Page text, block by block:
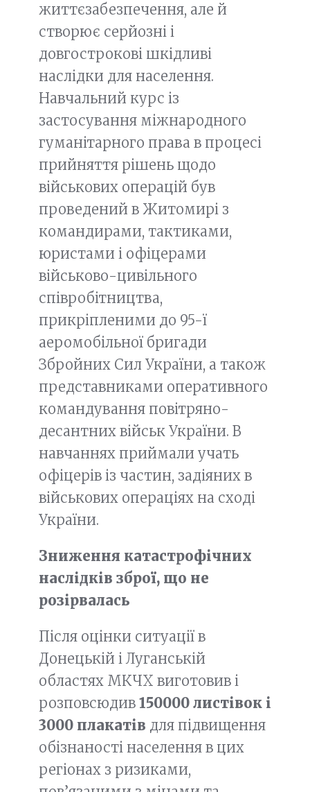
життєзабезпечення, але й
створює серйозні і
довгострокові шкідливі
наслідки для населення.
Навчальний курс із
застосування міжнародного
гуманітарного права в процесі
прийняття рішень щодо
військових операцій був
проведений в Житомирі з
командирами, тактиками,
юристами і офіцерами
військово-цивільного
співробітництва,
прикріпленими до 95-ї
аеромобільної бригади
Збройних Сил України, а також
представниками оперативного
командування повітряно-
десантних військ України. В
навчаннях приймали учать
офіцерів із частин, задіяних в
військових операціях на сході
України.
Зниження катастрофічних
наслідків зброї, що не
розірвалась
Після оцінки ситуації в
Донецькій і Луганській
областях МКЧХ виготовив і
розповсюдив 150000 листівок і
3000 плакатів для підвищення
обізнаності населення в цих
регіонах з ризиками,